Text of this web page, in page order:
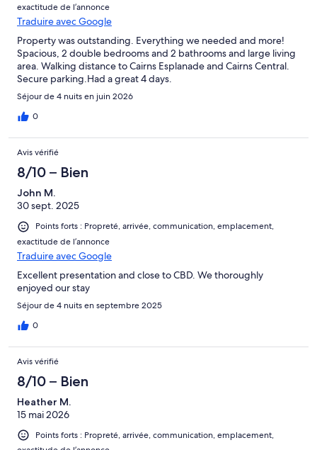
exactitude de l’annonce
Traduire avec Google
Property was outstanding. Everything we needed and more!
Spacious, 2 double bedrooms and 2 bathrooms and large living
area. Walking distance to Cairns Esplanade and Cairns Central.
Secure parking.Had a great 4 days.
Séjour de 4 nuits en juin 2026
0
Avis vérifié
8/10 – Bien
John M.
30 sept. 2025
Points forts : Propreté, arrivée, communication, emplacement,
exactitude de l’annonce
Traduire avec Google
Excellent presentation and close to CBD. We thoroughly
enjoyed our stay
Séjour de 4 nuits en septembre 2025
0
Avis vérifié
8/10 – Bien
Heather M.
15 mai 2026
Points forts : Propreté, arrivée, communication, emplacement,